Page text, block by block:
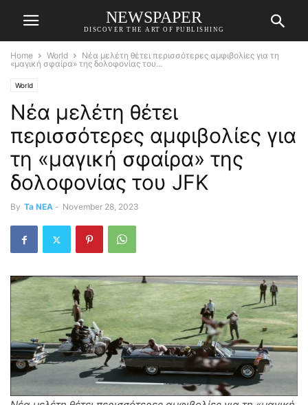
NEWSPAPER
DISCOVER THE ART OF PUBLISHING
Home World
Νέα μελέτη θέτει περισσότερες αμφιβολίες για τη
«μαγική σφαίρα» της δολοφονίας του...
World
Νέα μελέτη θέτει
περισσότερες αμφιβολίες για
τη «μαγική σφαίρα» της
δολοφονίας του JFK
By Ta NEA - November 28, 2023